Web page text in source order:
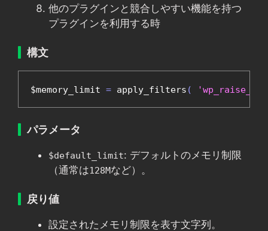
他のプラグインと競合しやすい機能を持つ
プラグインを利用する時
構文
$memory_limit = apply_filters (
パラメータ
$default_limit: デフォルトのメモリ制限
（通常は128Mなど）。
戻り値
設定されたメモリ制限を表す文字列。